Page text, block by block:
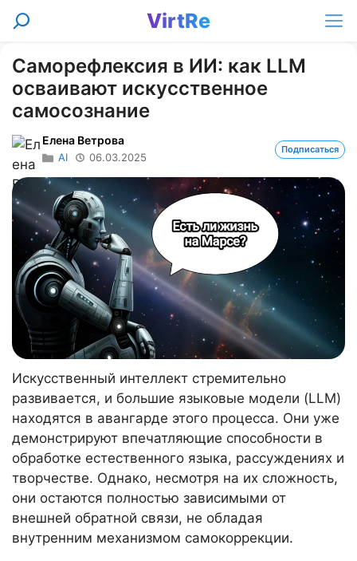
Перейти
VirtRe
Поиск
Саморефлексия в ИИ: как LLM
осваивают искусственное
самосознание
Елена Ветрова
AI 06.03.2025
Подписаться
Искусственный интеллект стремительно
развивается, и большие языковые модели (LLM)
находятся в авангарде этого процесса. Они уже
демонстрируют впечатляющие способности в
обработке естественного языка, рассуждениях и
творчестве. Однако, несмотря на их сложность,
они остаются полностью зависимыми от
внешней обратной связи, не обладая
внутренним механизмом самокоррекции.